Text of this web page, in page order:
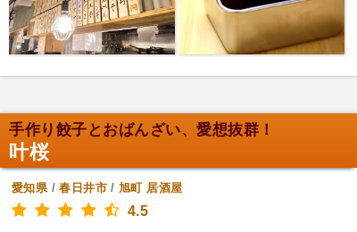
手作り餃子とおばんざい、愛想抜群！
叶桜
愛知県/春日井市/旭町 居酒屋
4.5